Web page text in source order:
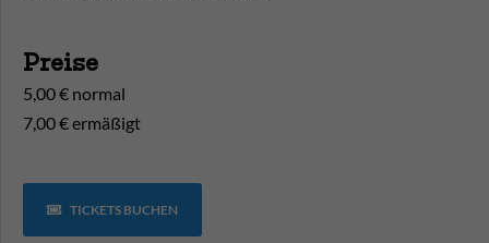
Preise
5,00 € normal
7,00 € ermäßigt
TICKETS BUCHEN